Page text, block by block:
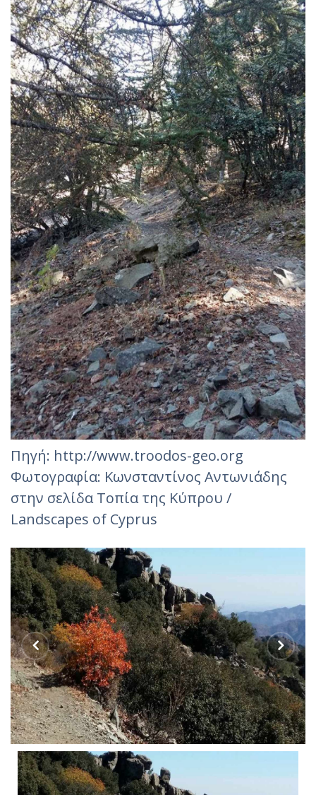
Πηγή: http://www.troodos-geo.org
Φωτογραφία: Κωνσταντίνος Αντωνιάδης‎
στην σελίδα Τοπία της Κύπρου /
Landscapes of Cyprus